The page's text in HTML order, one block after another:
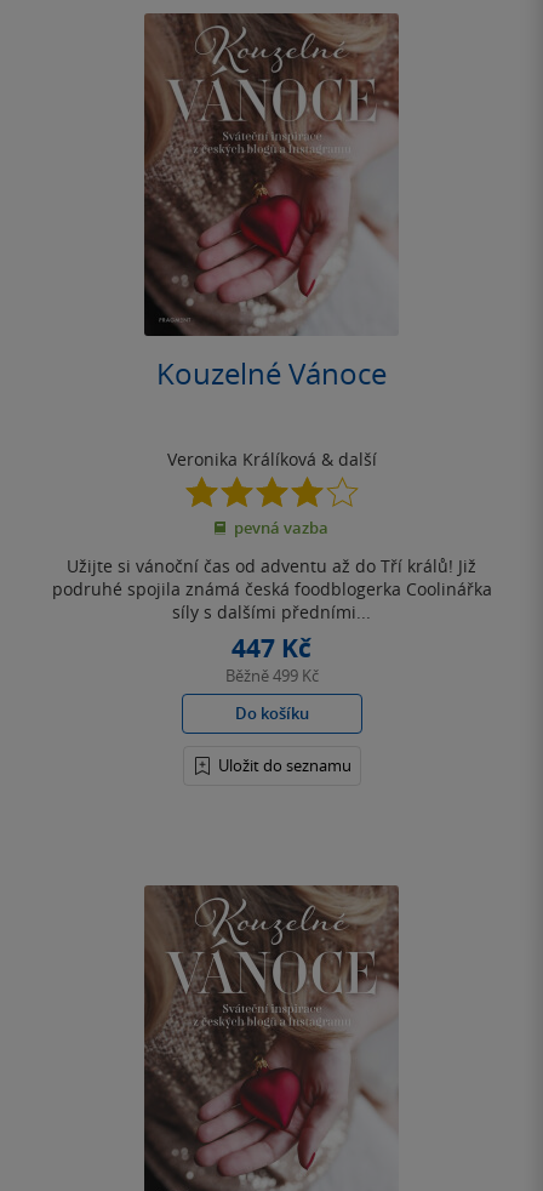
Kouzelné Vánoce
Veronika Králíková & další
4.0
z
5
pevná vazba
Užijte si vánoční čas od adventu až do Tří králů! Již
podruhé spojila známá česká foodblogerka Coolinářka
síly s dalšími předními...
447 Kč
Běžně499 Kč
Do košíku
Uložit do seznamu